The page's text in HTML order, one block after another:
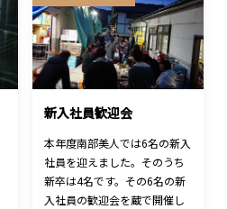
新入社員歓迎会
本年度南部美人では6名の新入
社員を迎えました。そのうち
新卒は4名です。その6名の新
入社員の歓迎会を蔵で開催し